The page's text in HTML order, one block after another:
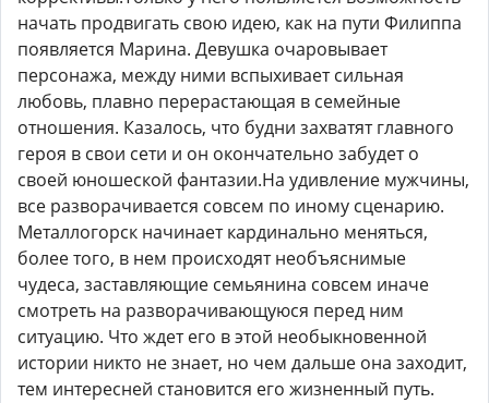
начать продвигать свою идею, как на пути Филиппа
появляется Марина. Девушка очаровывает
персонажа, между ними вспыхивает сильная
любовь, плавно перерастающая в семейные
отношения. Казалось, что будни захватят главного
героя в свои сети и он окончательно забудет о
своей юношеской фантазии.На удивление мужчины,
все разворачивается совсем по иному сценарию.
Металлогорск начинает кардинально меняться,
более того, в нем происходят необъяснимые
чудеса, заставляющие семьянина совсем иначе
смотреть на разворачивающуюся перед ним
ситуацию. Что ждет его в этой необыкновенной
истории никто не знает, но чем дальше она заходит,
тем интересней становится его жизненный путь.